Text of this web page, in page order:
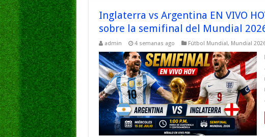
Inglaterra vs Argentina EN VIVO
sobre la semifinal del Mundial
admin 4 semanas ago Fútbol Mundial, Mundial